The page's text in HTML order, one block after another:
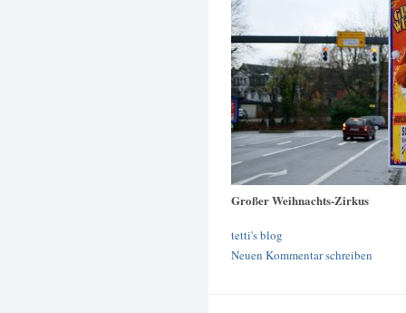
Großer Weihnachts-Zirkus
tetti's blog
Neuen Kommentar schreiben